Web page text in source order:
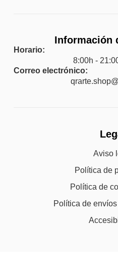
Información
Horario:
8:00h -
Correo electrónico:
Aviso
Política de
Política de
Política de